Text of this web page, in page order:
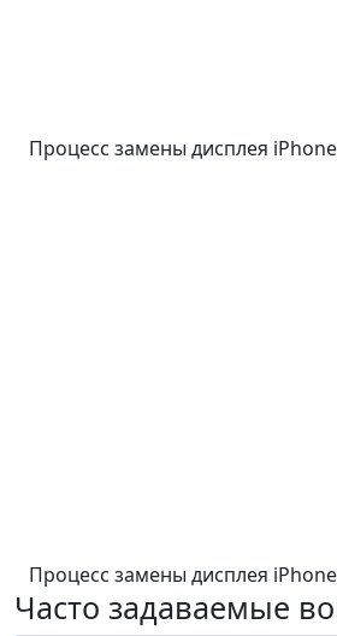
Процесс замены дисплея
Процесс замены дисплея iPhone
Часто задаваемые